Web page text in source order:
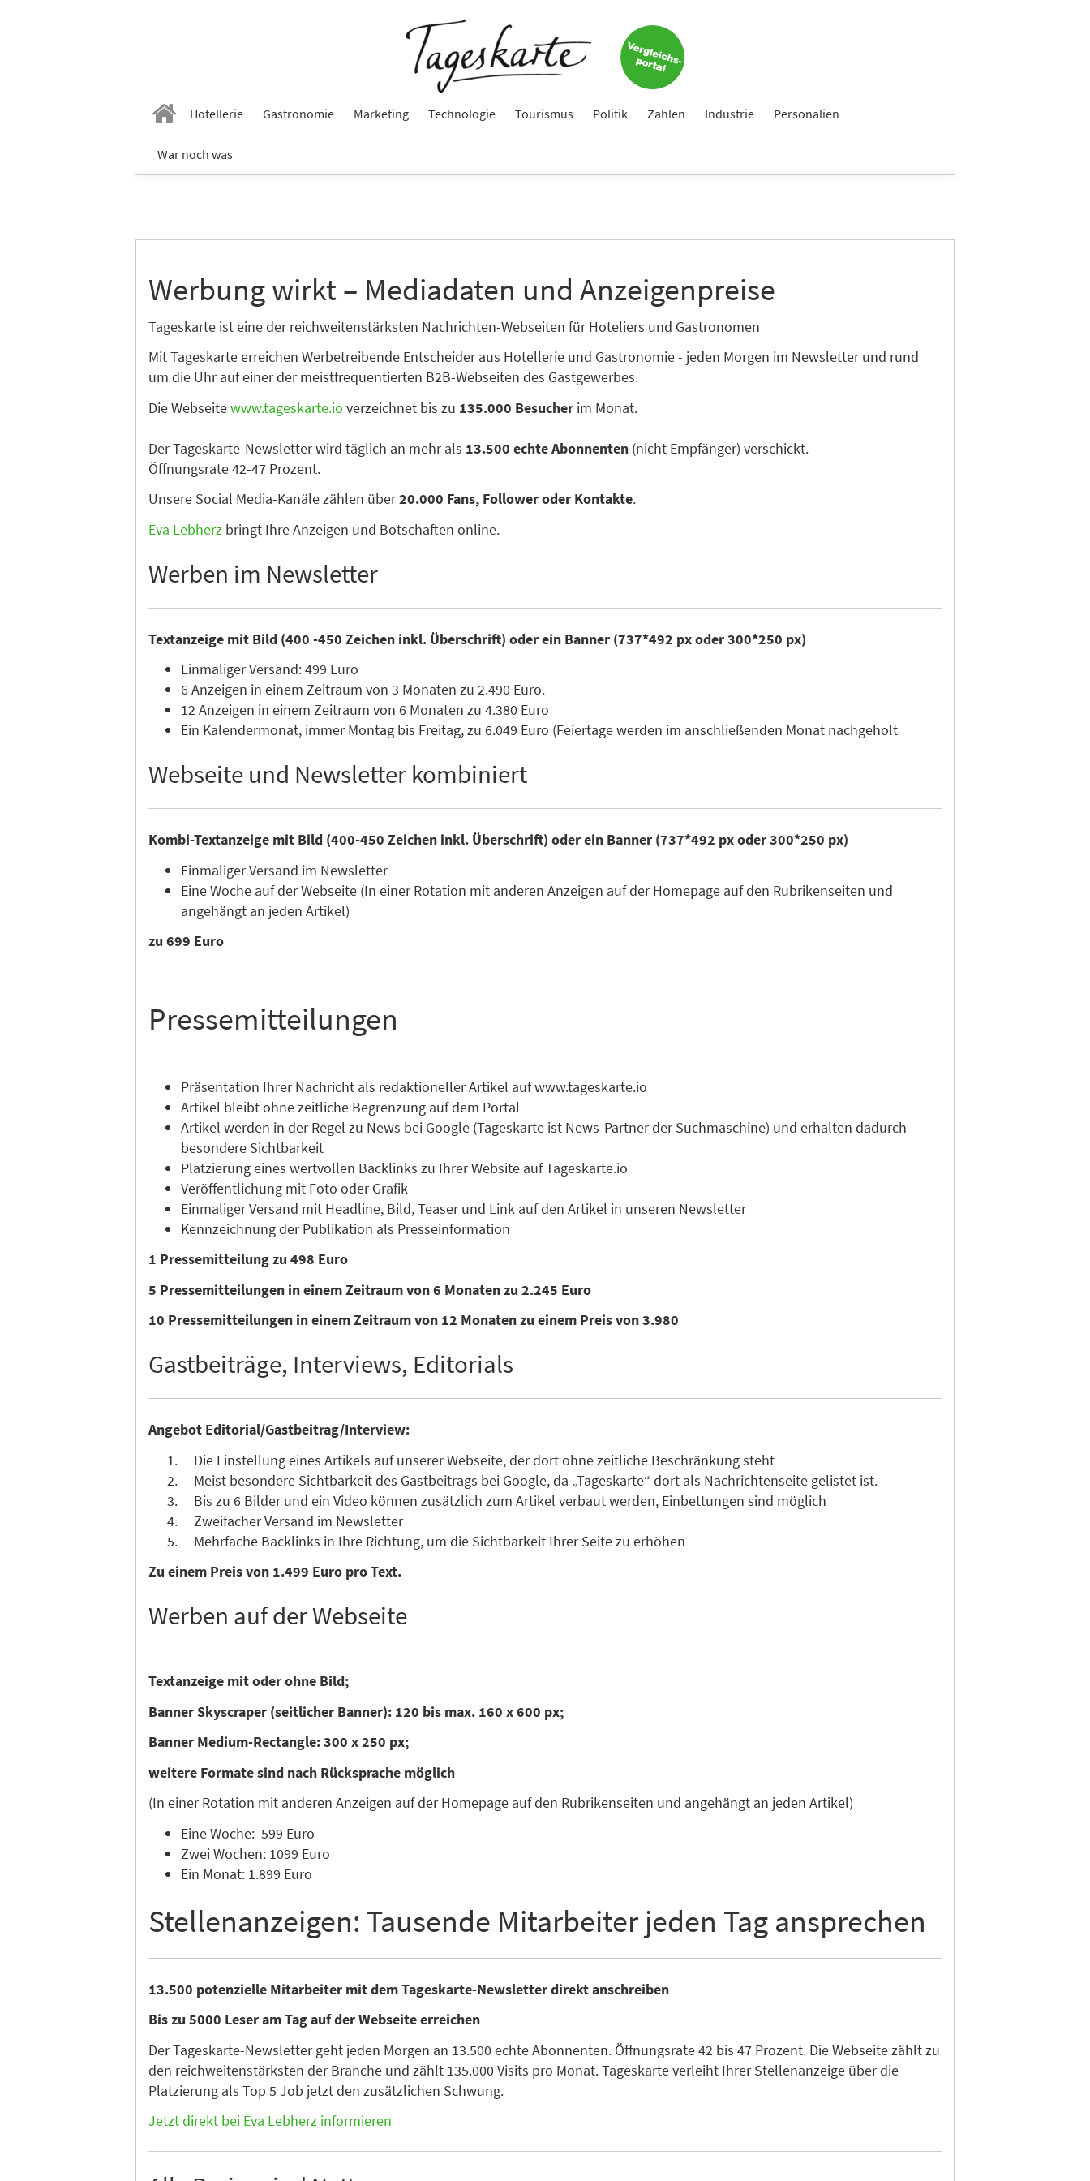
Hotellerie Gastronomie Marketing Technologie Tourismus Politik Zahlen Industrie Personalien
War noch was
Werbung wirkt – Mediadaten und Anzeigenpreise
Tageskarte ist eine der reichweitenstärksten Nachrichten-Webseiten für Hoteliers und Gastronomen
Mit Tageskarte erreichen Werbetreibende Entscheider aus Hotellerie und Gastronomie - jeden Morgen im Newsletter und rund
um die Uhr auf einer der meistfrequentierten B2B-Webseiten des Gastgewerbes.
Die Webseitewww.tageskarte.io verzeichnet bis zu 135.000 Besucher im Monat.
Der Tageskarte-Newsletter wird täglich an mehr als 13.500 echte Abonnenten (nicht Empfänger) verschickt.
Öffnungsrate 42-47 Prozent.
Unsere Social Media-Kanäle zählen über20.000 Fans, Follower oder Kontakte.
Eva Lebherz bringt Ihre Anzeigen und Botschaften online.
Werben im Newsletter
Textanzeige mit Bild (400 -450 Zeichen inkl. Überschrift) oder ein Banner (737*492 px oder 300*250 px)
Einmaliger Versand: 499 Euro
6 Anzeigen in einem Zeitraum von 3 Monaten zu 2.490 Euro.
12 Anzeigen in einem Zeitraum von 6 Monaten zu 4.380 Euro
Ein Kalendermonat, immer Montag bis Freitag, zu 6.049 Euro (Feiertage werden im anschließenden Monat nachgeholt
Webseite und Newsletter kombiniert
Kombi-Textanzeige mit Bild (400-450 Zeichen inkl. Überschrift) oder ein Banner (737*492 px oder 300*250 px)
Einmaliger Versand im Newsletter
Eine Woche auf der Webseite (In einer Rotation mit anderen Anzeigen auf der Homepage auf den Rubrikenseiten und
angehängt an jeden Artikel)
zu 699 Euro
Pressemitteilungen
Präsentation Ihrer Nachricht als redaktioneller Artikel auf www.tageskarte.io
Artikel bleibt ohne zeitliche Begrenzung auf dem Portal
Artikel werden in der Regel zu News bei Google (Tageskarte ist News-Partner der Suchmaschine) und erhalten dadurch
besondere Sichtbarkeit
Platzierung eines wertvollen Backlinks zu Ihrer Website auf Tageskarte.io
Veröffentlichung mit Foto oder Grafik
Einmaliger Versand mit Headline, Bild, Teaser und Link auf den Artikel in unseren Newsletter
Kennzeichnung der Publikation als Presseinformation
1 Pressemitteilung zu 498 Euro
5 Pressemitteilungen in einem Zeitraum von 6 Monaten zu 2.245 Euro
10 Pressemitteilungen in einem Zeitraum von 12 Monaten zu einem Preis von 3.980
Gastbeiträge, Interviews, Editorials
Angebot Editorial/Gastbeitrag/Interview:
Die Einstellung eines Artikels auf unserer Webseite, der dort ohne zeitliche Beschränkung steht
Meist besondere Sichtbarkeit des Gastbeitrags bei Google, da „Tageskarte“ dort als Nachrichtenseite gelistet ist.
Bis zu 6 Bilder und ein Video können zusätzlich zum Artikel verbaut werden, Einbettungen sind möglich
Zweifacher Versand im Newsletter
Mehrfache Backlinks in Ihre Richtung, um die Sichtbarkeit Ihrer Seite zu erhöhen
Zu einem Preis von 1.499 Euro pro Text.
Werben auf der Webseite
Textanzeige mit oder ohne Bild;
Banner Skyscraper (seitlicher Banner): 120 bis max. 160 x 600 px;
Banner Medium-Rectangle: 300 x 250 px;
weitere Formate sind nach Rücksprache möglich
(In einer Rotation mit anderen Anzeigen auf der Homepage auf den Rubrikenseiten und angehängt an jeden Artikel)
Eine Woche: 599 Euro
Zwei Wochen: 1099 Euro
Ein Monat: 1.899 Euro
Stellenanzeigen: Tausende Mitarbeiter jeden Tag ansprechen
13.500 potenzielle Mitarbeiter mit dem Tageskarte-Newsletter direkt anschreiben
Bis zu 5000 Leser am Tag auf der Webseite erreichen
Der Tageskarte-Newsletter geht jeden Morgen an 13.500 echte Abonnenten. Öffnungsrate 42 bis 47 Prozent. Die Webseite zählt zu
den reichweitenstärksten der Branche und zählt 135.000 Visits pro Monat. Tageskarte verleiht Ihrer Stellenanzeige über die
Platzierung als Top 5 Job jetzt den zusätzlichen Schwung.
Jetzt direkt bei Eva Lebherz informieren